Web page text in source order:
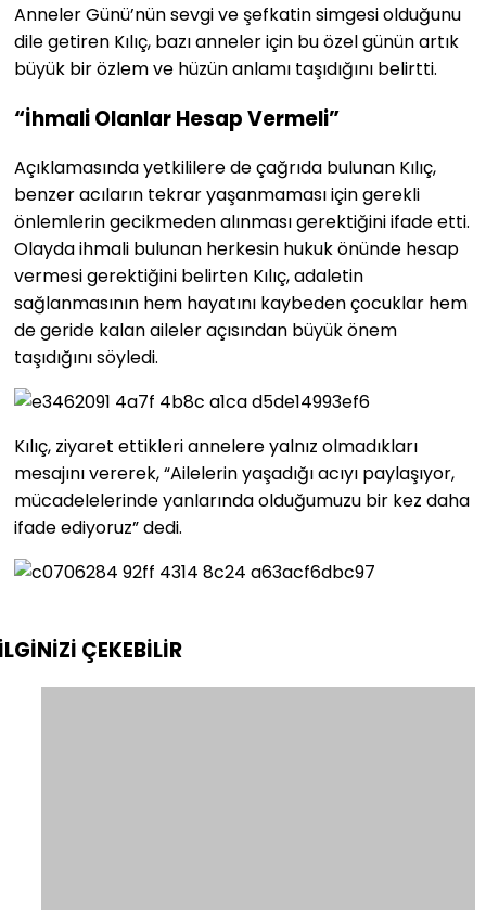
Anneler Günü’nün sevgi ve şefkatin simgesi olduğunu
dile getiren Kılıç, bazı anneler için bu özel günün artık
büyük bir özlem ve hüzün anlamı taşıdığını belirtti.
“İhmali Olanlar Hesap Vermeli”
Açıklamasında yetkililere de çağrıda bulunan Kılıç,
benzer acıların tekrar yaşanmaması için gerekli
önlemlerin gecikmeden alınması gerektiğini ifade etti.
Olayda ihmali bulunan herkesin hukuk önünde hesap
vermesi gerektiğini belirten Kılıç, adaletin
sağlanmasının hem hayatını kaybeden çocuklar hem
de geride kalan aileler açısından büyük önem
taşıdığını söyledi.
Kılıç, ziyaret ettikleri annelere yalnız olmadıkları
mesajını vererek, “Ailelerin yaşadığı acıyı paylaşıyor,
mücadelelerinde yanlarında olduğumuzu bir kez daha
ifade ediyoruz” dedi.
ÇEKEBİLİR